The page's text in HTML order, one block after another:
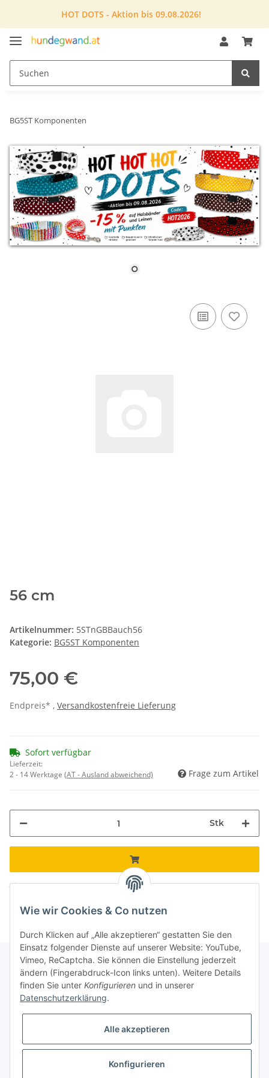
HOT DOTS - Aktion bis 09.08.2026!
BG5ST Komponenten
56 cm
Artikelnummer: 5STnGBBauch56
Kategorie: BG5ST Komponenten
75,00 €
Endpreis* , Versandkostenfreie Lieferung
Sofort verfügbar
Lieferzeit:
2 - 14 Werktage (AT - Ausland abweichend) Frage zum Artikel
Stk
Loading... Komponenten werden geladen ...
Informationen
Galerie
Wie wir Cookies & Co nutzen
Durch Klicken auf „Alle akzeptieren“ gestatten Sie den
Einsatz folgender Dienste auf unserer Website: YouTube,
Vimeo, ReCaptcha. Sie können die Einstellung jederzeit
ändern (Fingerabdruck-Icon links unten). Weitere Details
finden Sie unter Konfigurieren und in unserer
Datenschutzerklärung.
Alle akzeptieren
Konfigurieren